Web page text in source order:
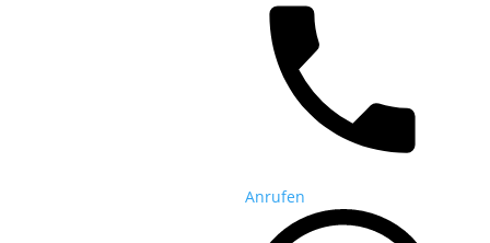
Anrufen